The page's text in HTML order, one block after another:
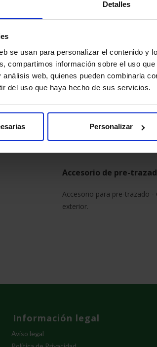
Detalles
se usan para personalizar el contenido y
compartimos información sobre el uso
web, quienes pueden combinarla
del uso que haya hecho de sus servicios.
Personalizar
estropea el césped debido
Accesorio de pre-
Accesorio para pre-trazado
Accesorio de pre-
Accesorio para pre-trazado -
exterior.
Información legal
Aviso legal